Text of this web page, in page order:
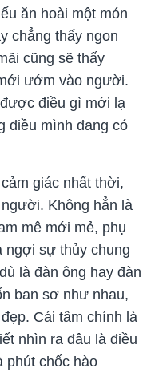
ăn hoài một món
chẳng thấy ngon
cũng sẽ thấy
ướm vào người.
điều gì mới lạ
điều mình đang có
giác nhất thời,
Không hẳn là
mê mới mẻ, phụ
ngợi sự thủy chung
là đàn ông hay đàn
ban sơ như nhau,
Cái tâm chính là
nhìn ra đâu là điều
phút chốc hào